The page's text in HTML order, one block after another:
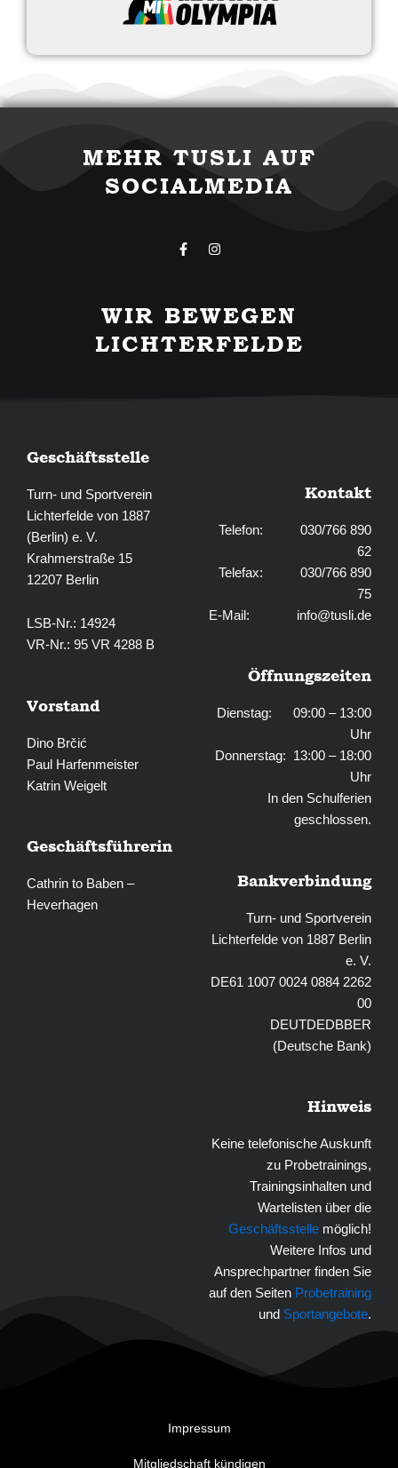
MEHR TUSLI AUF
SOCIALMEDIA
F
a
o
o
k
-
I
n
g
r
a
m
WIR BEWEGEN
LICHTERFELDE
Geschäftsstelle
Turn- und Sportverein
Lichterfelde von 1887
(Berlin) e. V.
Krahmerstraße 15
12207 Berlin
LSB-Nr.: 14924
VR-Nr.: 95 VR 4288 B
Vorstand
Dino Brčić
Paul Harfenmeister
Katrin Weigelt
Geschäftsführerin
Cathrin to Baben –
Heverhagen
Kontakt
Telefon: 030/766 890
62
Telefax: 030/766 890
75
E-Mail: info@tusli.de
Öffnungszeiten
Dienstag: 09:00 – 13:00
Uhr
Donnerstag: 13:00 – 18:00
Uhr
In den Schulferien
geschlossen.
Bankverbindung
Turn- und Sportverein
Lichterfelde von 1887 Berlin
e. V.
DE61 1007 0024 0884 2262
00
DEUTDEDBBER
(Deutsche Bank)
Hinweis
Keine telefonische Auskunft
zu Probetrainings,
Trainingsinhalten und
Wartelisten über die
Geschäftsstelle möglich!
Weitere Infos und
Ansprechpartner finden Sie
auf den Seiten Probetraining
und Sportangebote.
Impressum
Mitgliedschaft kündigen